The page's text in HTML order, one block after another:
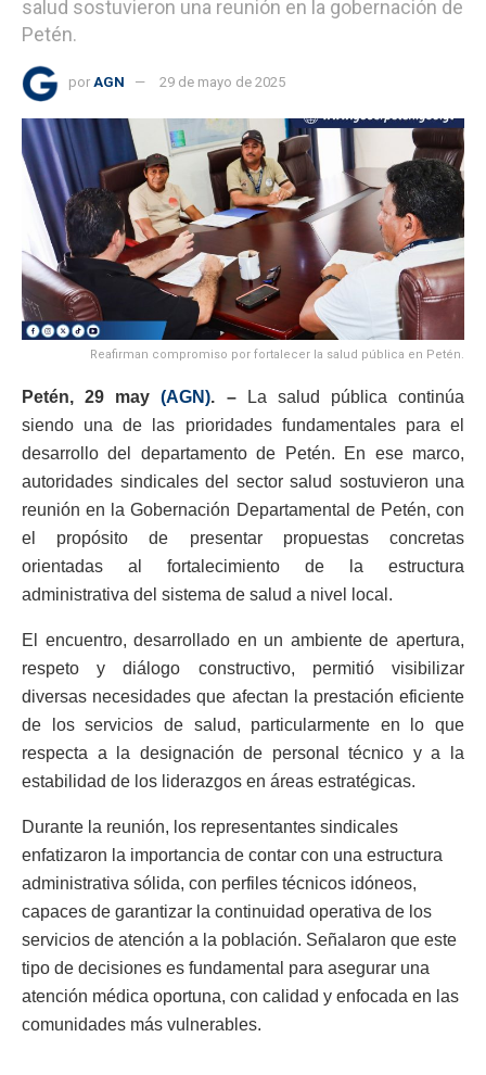
salud sostuvieron una reunión en la gobernación de
Petén.
por AGN 29 de mayo de 2025
Reafirman compromiso por fortalecer la salud pública en Petén.
Petén, 29 may(AGN). –La salud pública continúa
siendo una de las prioridades fundamentales para el
desarrollo del departamento de Petén. En ese marco,
autoridades sindicales del sector salud sostuvieron una
reunión en la Gobernación Departamental de Petén, con
el propósito de presentar propuestas concretas
orientadas al fortalecimiento de la estructura
administrativa del sistema de salud a nivel local.
El encuentro, desarrollado en un ambiente de apertura,
respeto y diálogo constructivo, permitió visibilizar
diversas necesidades que afectan la prestación eficiente
de los servicios de salud, particularmente en lo que
respecta a la designación de personal técnico y a la
estabilidad de los liderazgos en áreas estratégicas.
Durante la reunión, los representantes sindicales
enfatizaron la importancia de contar con una estructura
administrativa sólida, con perfiles técnicos idóneos,
capaces de garantizar la continuidad operativa de los
servicios de atención a la población. Señalaron que este
tipo de decisiones es fundamental para asegurar una
atención médica oportuna, con calidad y enfocada en las
comunidades más vulnerables.